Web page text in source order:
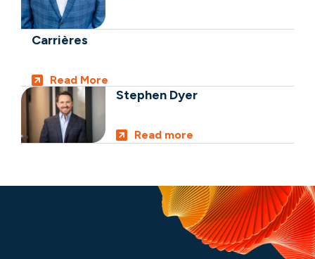
Carrières
Read More
Stephen Dyer
Read more